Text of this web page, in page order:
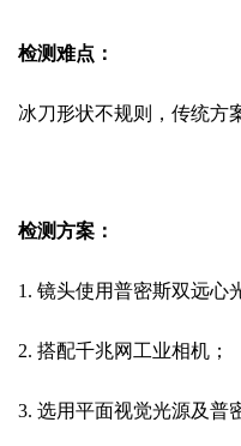
检测难点：
冰刀形状不规则，传统方
检测方案：
1. 镜头使用普密斯双远心
2. 搭配千兆网工业相机；
3. 选用平面视觉光源及普